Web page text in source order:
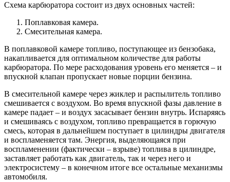
Схема карбюратора состоит из двух основных частей:
Поплавковая камера.
Смесительная камера.
В поплавковой камере топливо, поступающее из бензобака,
накапливается для оптимальном количестве для работы
карбюратора. По мере расходования уровень его меняется – и
впускной клапан пропускает новые порции бензина.
В смесительной камере через жиклер и распылитель топливо
смешивается с воздухом. Во время впускной фазы давление в
камере падает – и воздух засасывает бензин внутрь. Испаряясь
и смешиваясь с воздухом, топливо превращается в горючую
смесь, которая в дальнейшем поступает в цилиндры двигателя
и воспламеняется там. Энергия, выделяющаяся при
воспламенении (фактически – взрыве) топлива в цилиндре,
заставляет работать как двигатель, так и через него и
электросистему – в конечном итоге все остальные механизмы
автомобиля.